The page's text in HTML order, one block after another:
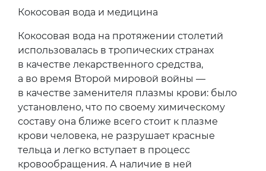
Кокосовая вода и медицина
Кокосовая вода на протяжении столетий
использовалась в тропических странах
в качестве лекарственного средства,
а во время Второй мировой войны —
в качестве заменителя плазмы крови: было
установлено, что по своему химическому
составу она ближе всего стоит к плазме
крови человека, не разрушает красные
тельца и легко вступает в процесс
кровообращения. А наличие в ней